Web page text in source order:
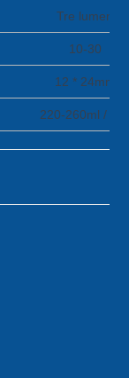
Tre lumen
10-30
12 * 24mm
220-260ml /